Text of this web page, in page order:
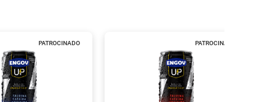
PATROCINADO PATROCINADO